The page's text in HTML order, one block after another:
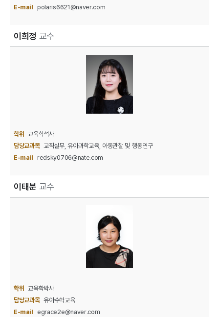
E-mail polaris6621@naver.com
이희정 교수
학위 교육학석사
담당교과목 교직실무, 유아과학교육, 아동관찰 및 행동연구
E-mail redsky0706@nate.com
이태분 교수
학위 교육학박사
담당교과목 유아수학교육
E-mail egrace2e@naver.com